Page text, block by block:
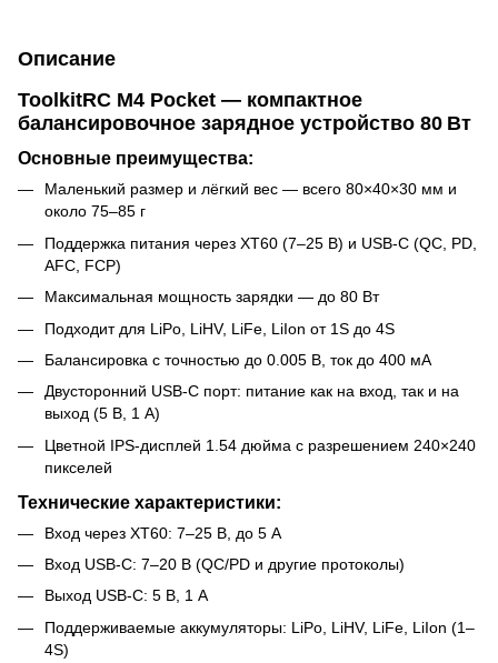
Описание
ToolkitRC M4 Pocket — компактное
балансировочное зарядное устройство 80 Вт
Основные преимущества:
Маленький размер и лёгкий вес — всего 80×40×30 мм и
около 75–85 г
Поддержка питания через XT60 (7–25 В) и USB-C (QC, PD,
AFC, FCP)
Максимальная мощность зарядки — до 80 Вт
Подходит для LiPo, LiHV, LiFe, LiIon от 1S до 4S
Балансировка с точностью до 0.005 В, ток до 400 мА
Двусторонний USB-C порт: питание как на вход, так и на
выход (5 В, 1 А)
Цветной IPS-дисплей 1.54 дюйма с разрешением 240×240
пикселей
Технические характеристики:
Вход через XT60: 7–25 В, до 5 А
Вход USB-C: 7–20 В (QC/PD и другие протоколы)
Выход USB-C: 5 В, 1 А
Поддерживаемые аккумуляторы: LiPo, LiHV, LiFe, LiIon (1–
4S)